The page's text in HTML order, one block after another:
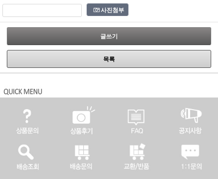
사진첨부
글쓰기
목록